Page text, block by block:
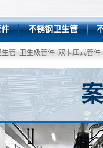
不锈钢卫生管
生管 卫生级管件 双卡压式管件